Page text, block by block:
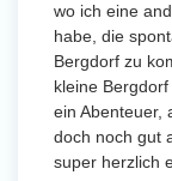
wo ich eine
habe, die
Bergdorf zu
kleine
ein Abenteuer,
doch noch gut
super herzlich